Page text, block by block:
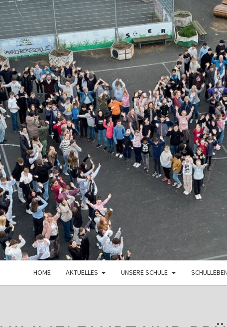
HOME AKTUELLES UNSERE SCHULE SCHULLEBEN